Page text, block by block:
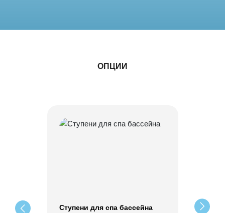
ОПЦИИ
Ступени для спа бассейна